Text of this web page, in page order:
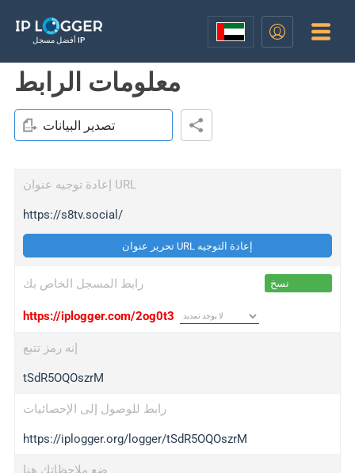
أفضل مسجل IP
معلومات الرابط
تصدير البيانات
إعادة توجيه عنوان URL
https://s8tv.social/
تحرير عنوان URL إعادة التوجيه
رابط المسجل الخاص بك نسخ
https://iplogger.com/2og0t3
إنه رمز تتبع
tSdR5OQOszrM
رابط للوصول إلى الإحصائيات
https://iplogger.org/logger/tSdR5OQOszrM
ضع ملاحظاتك هنا